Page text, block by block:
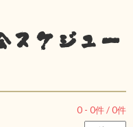
スケジュー
0 - 0件 /0件